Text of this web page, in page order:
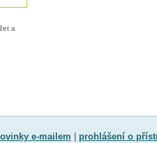
a
e-mailem prohlášení o